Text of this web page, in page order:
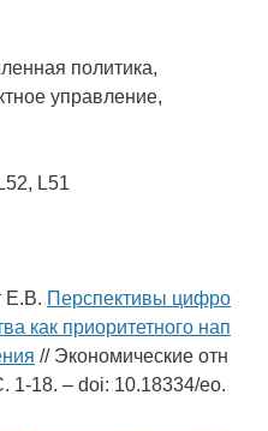
политика,
управление,
L51
Е.В. Перспективы цифро
как приоритетного нап
// Экономические отн
18. – doi: 10.18334/eo.